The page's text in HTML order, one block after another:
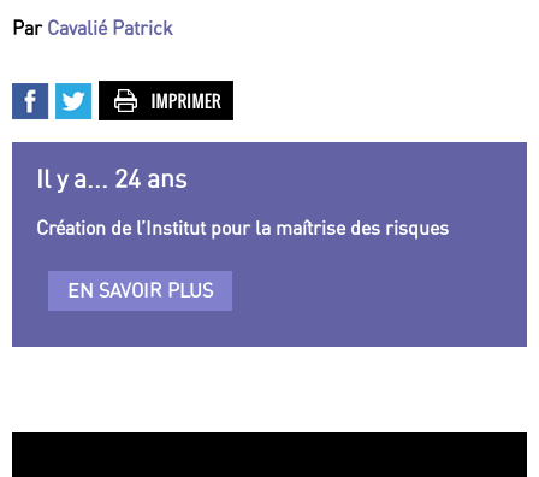
Par Cavalié Patrick
Il y a... 24 ans
Création de l’Institut pour la maîtrise des risques
EN SAVOIR PLUS